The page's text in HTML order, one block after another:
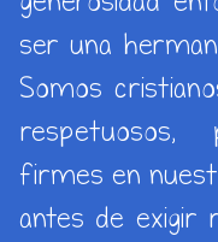
ser una
Somos
firmes en
antes de exigir